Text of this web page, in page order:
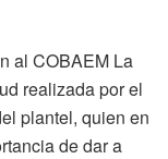
al COBAEM La
realizada por el
plantel, quien en
de dar a